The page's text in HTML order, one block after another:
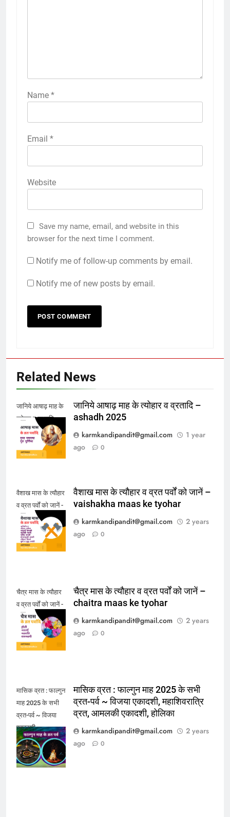
Name *
Email *
Website
Save my name, email, and website in this
browser for the next time I comment.
Notify me of follow-up comments by email.
Notify me of new posts by email.
Related News
जानिये आषाढ़ माह के
त्योहार व व्रतादि -
ashadh 2025
जानिये आषाढ़ माह के त्योहार व व्रतादि –
ashadh 2025
karmkandipandit@gmail.com
1 year
ago
0
वैशाख मास के त्यौहार
व व्रत पर्वों को जानें -
vaishakha maas
ke tyohar
वैशाख मास के त्यौहार व व्रत पर्वों को जानें –
vaishakha maas ke tyohar
karmkandipandit@gmail.com
2 years
ago
0
चैत्र मास के त्यौहार
व व्रत पर्वों को जानें -
chaitra maas ke
tyohar
चैत्र मास के त्यौहार व व्रत पर्वों को जानें –
chaitra maas ke tyohar
karmkandipandit@gmail.com
2 years
ago
0
मासिक व्रत : फाल्गुन
माह 2025 के सभी
व्रत-पर्व ~ विजया
एकादशी,
महाशिवरात्रि व्रत,
आमलकी एकादशी,
होलिका
मासिक व्रत : फाल्गुन माह 2025 के सभी
व्रत-पर्व ~ विजया एकादशी, महाशिवरात्रि
व्रत, आमलकी एकादशी, होलिका
karmkandipandit@gmail.com
2 years
ago
0